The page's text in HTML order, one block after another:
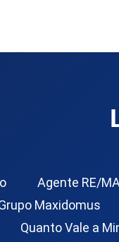
Agente RE/
Maxidomus
Quanto Vale a